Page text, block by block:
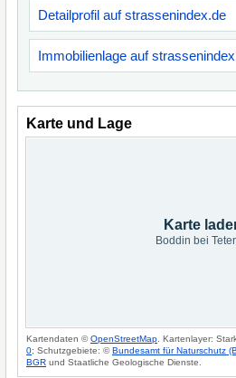
Detailprofil auf strassenindex.de
Immobilienlage auf
Karte und Lage
Karte
Boddin bei
Kartendaten ©OpenStreetMap . Kartenlayer:
0; Schutzgebiete: ©Bundesamt für Naturschutz
BGR und Staatliche Geologische Dienste.